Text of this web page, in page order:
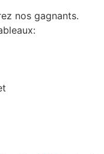
nos gagnants.